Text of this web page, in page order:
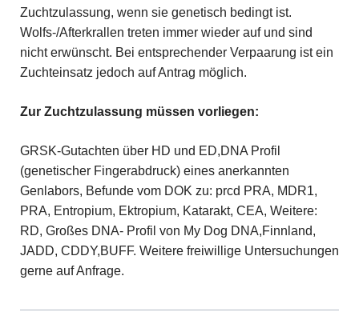
Zuchtzulassung, wenn sie genetisch bedingt ist.
Wolfs-/Afterkrallen treten immer wieder auf und sind
nicht erwünscht. Bei entsprechender Verpaarung ist ein
Zuchteinsatz jedoch auf Antrag möglich.
Zur Zuchtzulassung müssen vorliegen:
GRSK-Gutachten über HD und ED,DNA Profil
(genetischer Fingerabdruck) eines anerkannten
Genlabors, Befunde vom DOK zu: prcd PRA, MDR1,
PRA, Entropium, Ektropium, Katarakt, CEA, Weitere:
RD, Großes DNA- Profil von My Dog DNA,Finnland,
JADD, CDDY,BUFF. Weitere freiwillige Untersuchungen
gerne auf Anfrage.